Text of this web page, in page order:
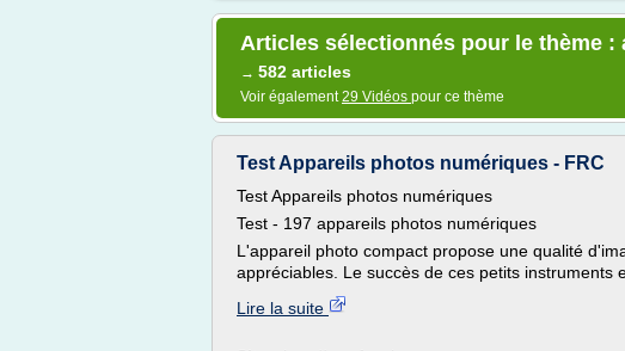
Articles sélectionnés pour le thème
→ 582 articles
Voir également29 Vidéos pour ce thème
Test Appareils photos numériques - FRC
Test Appareils photos numériques
Test - 197 appareils photos numériques
L'appareil photo compact propose une qualité
appréciables. Le succès de ces petits instruments
Lire la suite